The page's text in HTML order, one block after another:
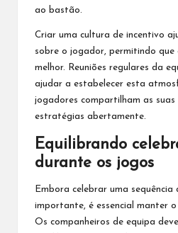
ao bastão.
Criar uma cultura de incentivo
sobre o jogador, permitindo que
melhor. Reuniões regulares da
ajudar a estabelecer esta
jogadores compartilham as suas
estratégias abertamente.
Equilibrando
durante os jogos
Embora celebrar uma sequência
importante, é essencial manter
Os companheiros de equipa